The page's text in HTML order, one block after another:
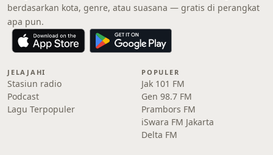
berdasarkan kota, genre, atau suasana — gratis di perangkat
apa pun.
JELAJAHI
Stasiun radio
Podcast
Lagu Terpopuler
POPULER
Jak 101 FM
Gen 98.7 FM
Prambors FM
iSwara FM Jakarta
Delta FM